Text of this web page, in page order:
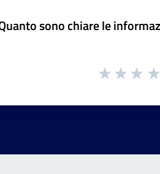
sono chiare le